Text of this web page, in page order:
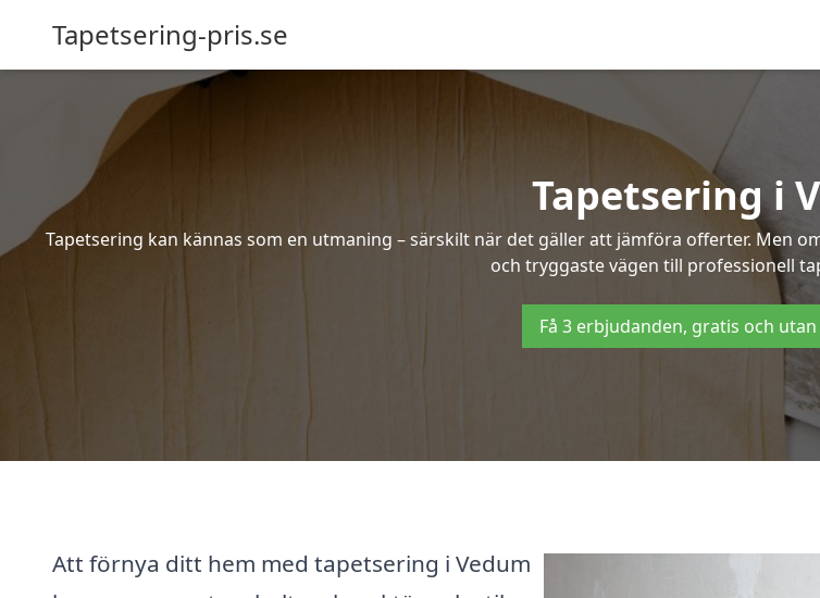
Tapetsering-pris.se
Tapetsering i
Tapetsering kan kännas som en utmaning – särskilt när det gäller att jämföra offerter. Men
och tryggaste vägen till professionell
Få 3 erbjudanden, gratis och
Att förnya ditt hem med tapetsering i Vedum